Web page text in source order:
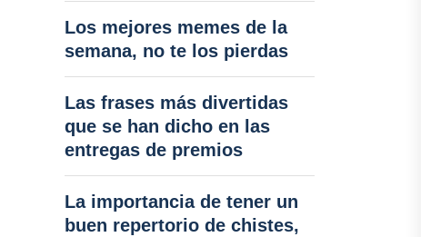
Los mejores memes de la
semana, no te los pierdas
Las frases más divertidas
que se han dicho en las
entregas de premios
La importancia de tener un
buen repertorio de chistes,